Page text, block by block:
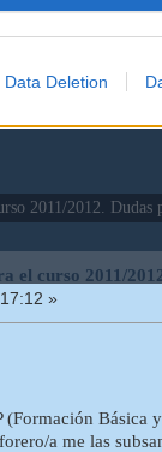
Data Deletion
2011/2012.
el curso 2011/
»
(Formación Básica
a me las